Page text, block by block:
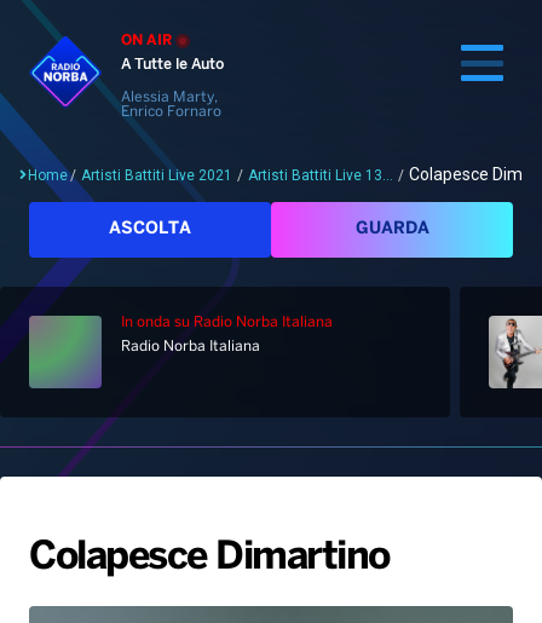
ON AIR
A Tutte le Auto
Alessia Marty,
Enrico Fornaro
Cerca
Palinsesto
Hit Dance
Giochi&Concorsi
PALATOUR
Notizie
Locali
Musica e Spettacolo
Playlist
Generale
Notiziario
Gallery
Radio Norba News TV
Home/ Artisti Battiti Live 2021 / Artisti Battiti Live 13... / Colapesce
ASCOLTA GUARDA
In onda su Radio Norba Italiana
Radio Norba Italiana
Colapesce Dimartino